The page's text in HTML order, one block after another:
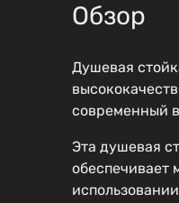
Обзор
Душевая
современный
Эта душевая
обеспечивает